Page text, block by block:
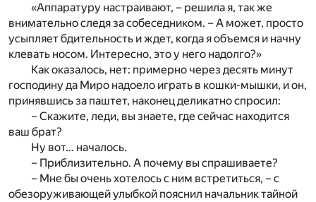
«Аппаратуру настраивают, – решила я, так же
внимательно следя за собеседником. – А может, просто
усыпляет бдительность и ждет, когда я объемся и начну
клевать носом. Интересно, это у него надолго?»
Как оказалось, нет: примерно через десять минут
господину да Миро надоело играть в кошки-мышки, и он,
принявшись за паштет, наконец деликатно спросил:
– Скажите, леди, вы знаете, где сейчас находится
ваш брат?
Ну вот… началось.
– Приблизительно. А почему вы спрашиваете?
– Мне бы очень хотелось с ним встретиться, – с
обезоруживающей улыбкой пояснил начальник тайной